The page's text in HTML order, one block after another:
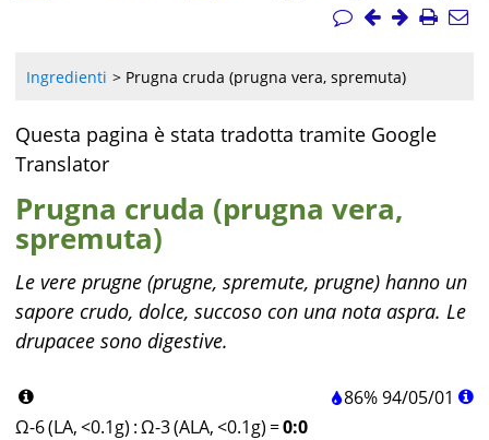
Ingredienti Prugna cruda (prugna vera, spremuta)
Questa pagina è stata tradotta tramite Google
Translator
Prugna cruda (prugna vera,
spremuta)
Le vere prugne (prugne, spremute, prugne) hanno un
sapore crudo, dolce, succoso con una nota aspra. Le
drupacee sono digestive.
86%94/05/01
Ω-6 (LA, <0.1g) :Ω-3 (ALA, <0.1g) =0:0